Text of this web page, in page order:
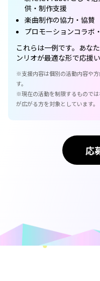
供・制作支援
楽曲制作の協力・協賛
プロモーションコラボ
これらは一例です。あな
ンリオが最適な形で応援い
※支援内容は個別の活動内容や
す。
※現在の活動を制限するもので
が広がる方を対象としています。
応